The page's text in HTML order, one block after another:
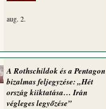
aug. 2.
A Rothschildok és a Pentagon
bizalmas feljegyzése: „Hét
ország kiiktatása… Irán
végleges legyőzése”